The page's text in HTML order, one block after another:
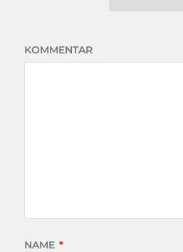
KOMMENTAR
NAME *